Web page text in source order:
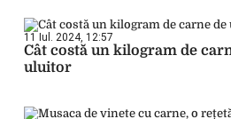
11 Iul. 2024, 12:57
Cât costă un kilogram de
uluitor